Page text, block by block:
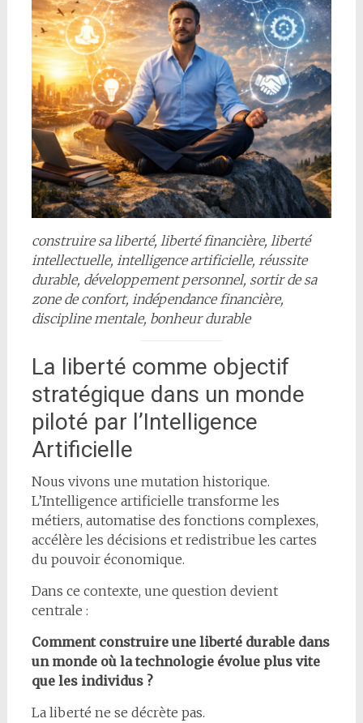
construire sa liberté, liberté financière, liberté
intellectuelle, intelligence artificielle, réussite
durable, développement personnel, sortir de sa
zone de confort, indépendance financière,
discipline mentale, bonheur durable
La liberté comme objectif
stratégique dans un monde
piloté par l’Intelligence
Artificielle
Nous vivons une mutation historique.
L’Intelligence artificielle transforme les
métiers, automatise des fonctions complexes,
accélère les décisions et redistribue les cartes
du pouvoir économique.
Dans ce contexte, une question devient
centrale :
Comment construire une liberté durable dans
un monde où la technologie évolue plus vite
que les individus ?
La liberté ne se décrète pas.